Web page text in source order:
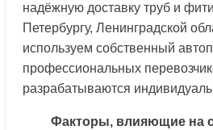
надёжную доставку труб и
Петербургу, Ленинградской
используем собственный
профессиональных
разрабатываются
Факторы, влияющие на